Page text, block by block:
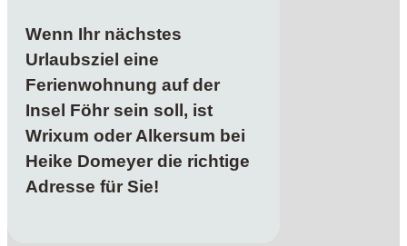
Wenn Ihr nächstes
Urlaubsziel eine
Ferienwohnung auf der
Insel Föhr sein soll, ist
Wrixum oder Alkersum bei
Heike Domeyer die richtige
Adresse für Sie!